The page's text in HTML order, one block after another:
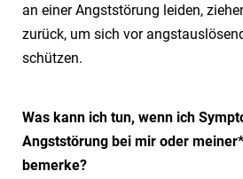
an einer Angststörung leiden,
zurück, um sich vor
schützen.
Was kann ich tun, wenn ich
Angststörung bei mir oder
bemerke?